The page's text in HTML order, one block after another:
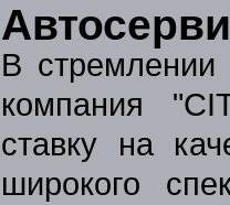
В стремлении
компания
ставку на
широкого